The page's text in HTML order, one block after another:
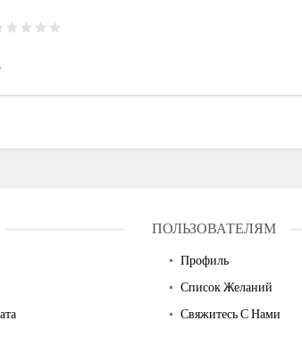
ПОЛЬЗОВАТЕЛЯМ
Профиль
Список Желаний
Свяжитесь С Нами